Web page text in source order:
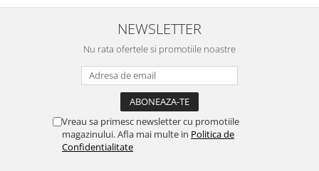
NEWSLETTER
Nu rata ofertele si promotiile noastre
Vreau sa primesc newsletter cu promotiile
magazinului. Afla mai multe in Politica de
Confidentialitate